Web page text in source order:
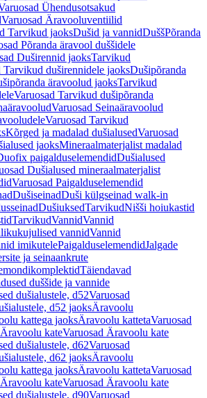
Ühendusotsakud
Varuosad Äravooluventiilid
Tarvikud jaoksDušid ja vannidDuššPõranda
Põranda äravool duššidele
Duširennid jaoksTarvikud
Tarvikud duširennidele jaoksDušipõranda
äravoolud jaoksTarvikud
Varuosad Tarvikud dušipõranda
Varuosad Seinaäravoolud
Varuosad Tarvikud
Kõrged ja madalad dušialusedVaruosad
jaoksMineraalmaterjalist madalad
paigalduselemendidDušialused
Dušialused mineraalmaterjalist
Varuosad Paigalduselemendid
DušiseinadDuši külgseinad walk-in
DušiuksedTarvikudNišši hoiukastid
TarvikudVannidVannid
vannidVannid
imikutelePaigalduselemendidJalgade
ja seinaankrute
Täiendavad
duššide ja vannide
dušialustele, d52Varuosad
d52 jaoksÄravoolu
kattega jaoksÄravoolu kattetaVaruosad
Äravoolu kateVaruosad Äravoolu kate
dušialustele, d62Varuosad
d62 jaoksÄravoolu
kattega jaoksÄravoolu kattetaVaruosad
Äravoolu kateVaruosad Äravoolu kate
dušialustele, d90Varuosad